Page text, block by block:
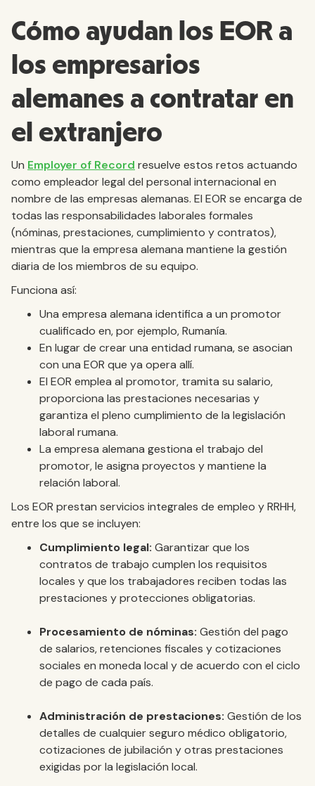
Cómo ayudan los EOR a
los empresarios
alemanes a contratar en
el extranjero
Un Employer of Record resuelve estos retos actuando
como empleador legal del personal internacional en
nombre de las empresas alemanas. El EOR se encarga de
todas las responsabilidades laborales formales
(nóminas, prestaciones, cumplimiento y contratos),
mientras que la empresa alemana mantiene la gestión
diaria de los miembros de su equipo.
Funciona así:
Una empresa alemana identifica a un promotor
cualificado en, por ejemplo, Rumanía.
En lugar de crear una entidad rumana, se asocian
con una EOR que ya opera allí.
El EOR emplea al promotor, tramita su salario,
proporciona las prestaciones necesarias y
garantiza el pleno cumplimiento de la legislación
laboral rumana.
La empresa alemana gestiona el trabajo del
promotor, le asigna proyectos y mantiene la
relación laboral.
Los EOR prestan servicios integrales de empleo y RRHH,
entre los que se incluyen:
Cumplimiento legal: Garantizar que los
contratos de trabajo cumplen los requisitos
locales y que los trabajadores reciben todas las
prestaciones y protecciones obligatorias.
Procesamiento de nóminas: Gestión del pago
de salarios, retenciones fiscales y cotizaciones
sociales en moneda local y de acuerdo con el ciclo
de pago de cada país.
Administración de prestaciones: Gestión de los
detalles de cualquier seguro médico obligatorio,
cotizaciones de jubilación y otras prestaciones
exigidas por la legislación local.